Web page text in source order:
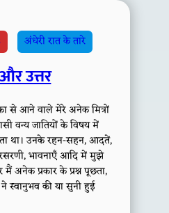
अंधेरी रात के तारे
और उत्तर
से आने वाले मेरे अनेक मित्रों
वन्य जातियों के विषय में
था। उनके रहन-सहन, आदतें,
भावनाएँ आदि में मुझे
अनेक प्रकार के प्रश्न पूछता,
ने स्वानुभव की या सुनी हुई